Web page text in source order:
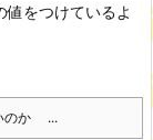
をつけているよ
のか ...